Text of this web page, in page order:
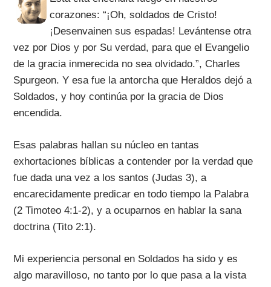
corazones: “¡Oh, soldados de Cristo!
¡Desenvainen sus espadas! Levántense otra
vez por Dios y por Su verdad, para que el Evangelio
de la gracia inmerecida no sea olvidado.”, Charles
Spurgeon. Y esa fue la antorcha que Heraldos dejó a
Soldados, y hoy continúa por la gracia de Dios
encendida.
Esas palabras hallan su núcleo en tantas
exhortaciones bíblicas a contender por la verdad que
fue dada una vez a los santos (Judas 3), a
encarecidamente predicar en todo tiempo la Palabra
(2 Timoteo 4:1-2), y a ocuparnos en hablar la sana
doctrina (Tito 2:1).
Mi experiencia personal en Soldados ha sido y es
algo maravilloso, no tanto por lo que pasa a la vista